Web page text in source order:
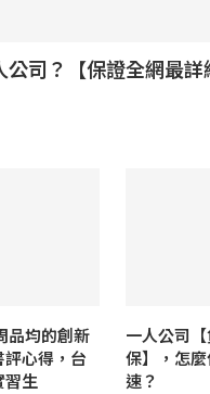
公司？【保證全網最
品均的創新
心得，台
習生
一人公司
保】，怎
速？